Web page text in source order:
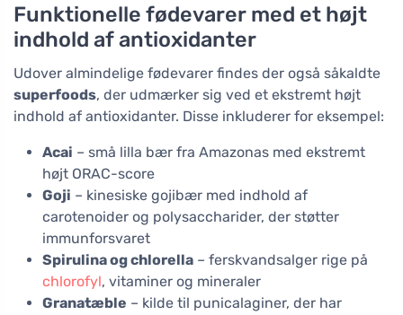
Funktionelle fødevarer med et højt
indhold af antioxidanter
Udover almindelige fødevarer findes der også såkaldte
superfoods, der udmærker sig ved et ekstremt højt
indhold af antioxidanter. Disse inkluderer for eksempel:
Acai – små lilla bær fra Amazonas med ekstremt
højt ORAC-score
Goji – kinesiske gojibær med indhold af
carotenoider og polysaccharider, der støtter
immunforsvaret
Spirulina og chlorella – ferskvandsalger rige på
chlorofyl, vitaminer og mineraler
Granatæble – kilde til punicalaginer, der har